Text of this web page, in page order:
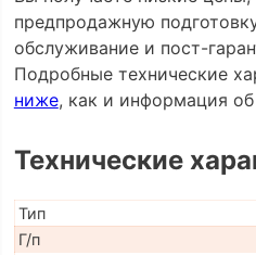
предпродажную
обслуживание и пост-
Подробные технические
ниже, как и информация об
Технические
Тип
Г/п